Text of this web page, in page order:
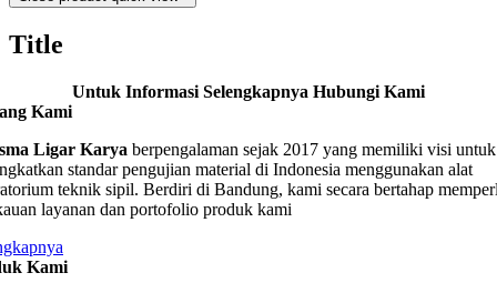
Title
Untuk Informasi Selengkapnya Hubungi Kami
Kami
Ligar Karya berpengalaman sejak 2017 yang memiliki visi untuk
standar pengujian material di Indonesia menggunakan alat
teknik sipil. Berdiri di Bandung, kami secara bertahap
layanan dan portofolio produk kami
Kami